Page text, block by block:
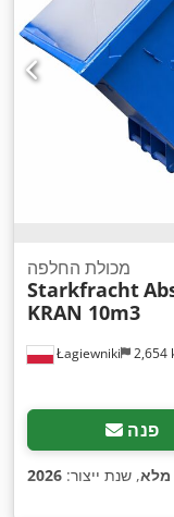
Łagiewniki 2,654
מכולת החלפה
Starkfracht
KRAN 10m3
פנה
מלא, שנת ייצור: 2026